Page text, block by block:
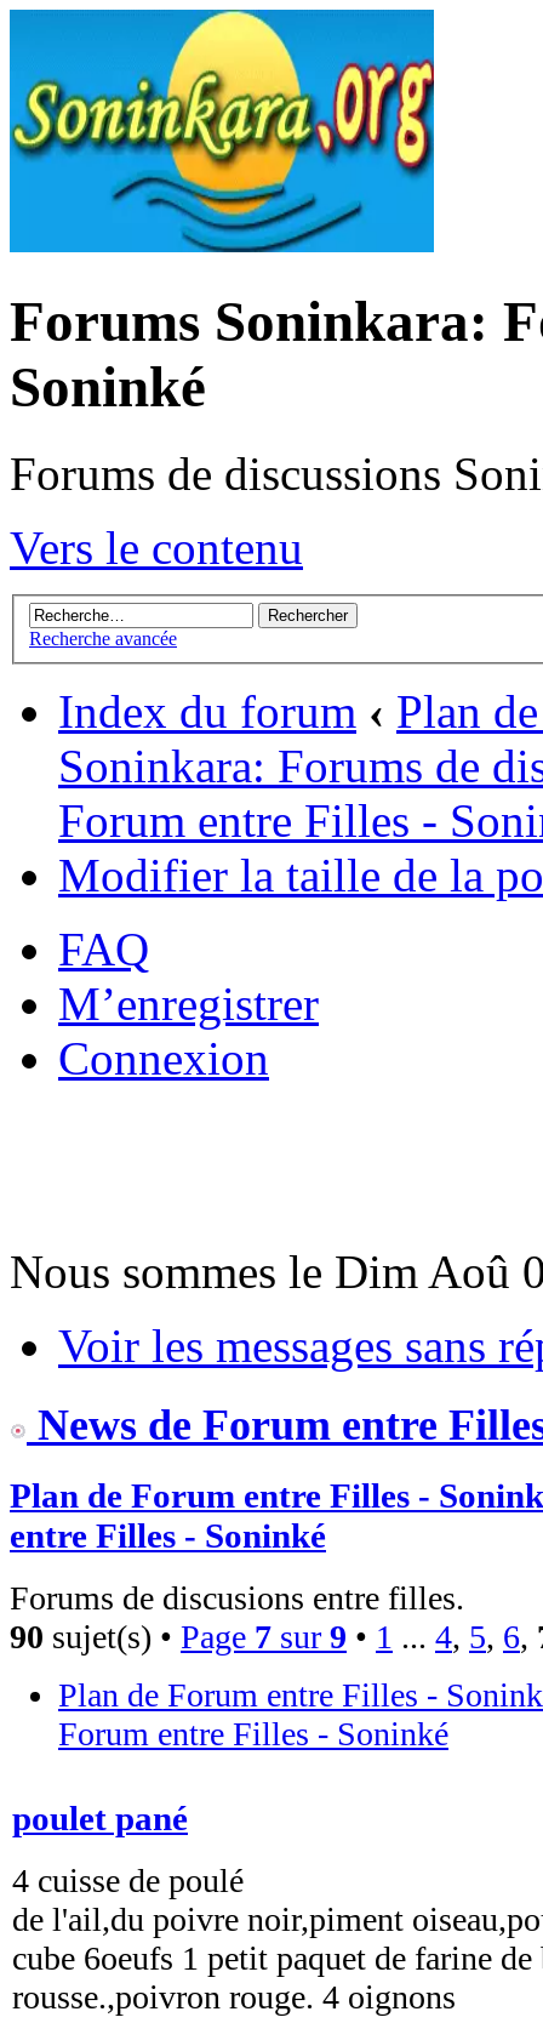
Forums Soninkara:
Soninké
Forums de discussions
Vers le contenu
Recherche avancée
Index du forum ‹ Plan
Soninkara: Forums de
Forum entre Filles -
Modifier la taille de la
FAQ
M’enregistrer
Connexion
Nous sommes le Dim Aoû
Voir les messages sans
News de Forum entre
Plan de Forum entre Filles -
entre Filles - Soninké
Forums de discusions entre filles.
90 sujet(s) • Page 7 sur 9 • 1 ... 4, 5, 6,
Plan de Forum entre Filles -
Forum entre Filles - Soninké
poulet pané
4 cuisse de poulé
de l'ail,du poivre noir,piment
cube 6oeufs 1 petit paquet de farine
rousse.,poivron rouge. 4 oignons